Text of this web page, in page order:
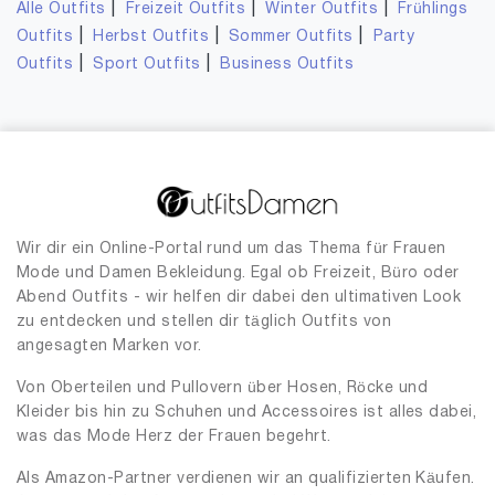
Alle Outfits Freizeit Outfits |Winter Outfits
Frühlings
Outfits
Herbst Outfits Sommer Outfits
Party
Outfits
Sport Outfits Business Outfits
Wir dir ein Online-Portal rund um das Thema für Frauen
Mode und Damen Bekleidung. Egal ob Freizeit, Büro oder
Abend Outfits - wir helfen dir dabei den ultimativen Look
zu entdecken und stellen dir täglich Outfits von
angesagten Marken vor.
Von Oberteilen und Pullovern über Hosen, Röcke und
Kleider bis hin zu Schuhen und Accessoires ist alles dabei,
was das Mode Herz der Frauen begehrt.
Als Amazon-Partner verdienen wir an qualifizierten Käufen.